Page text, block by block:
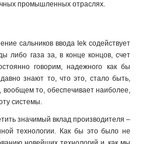
промышленных отраслях.
сальников ввода Iek содействует
либо газа за, в конце концов, счет
говорим, надежного как бы
знают то, что это, стало быть,
вообщем то, обеспечивает наиболее,
системы.
значимый вклад производителя –
технологии. Как бы это было не